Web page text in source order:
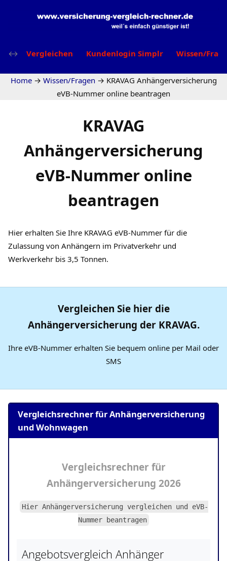
Vergleichen Kundenlogin Simplr Wissen/
Home → Wissen/Fragen → KRAVAG Anhängerversicherung
eVB-Nummer online beantragen
KRAVAG
Anhängerversicherung
eVB-Nummer online
beantragen
Hier erhalten Sie Ihre KRAVAG eVB-Nummer für die
Zulassung von Anhängern im Privatverkehr und
Werkverkehr bis 3,5 Tonnen.
Vergleichen Sie hier die
Anhängerversicherung der KRAVAG.
Ihre eVB-Nummer erhalten Sie bequem online per Mail oder
SMS
Vergleichsrechner für Anhängerversicherung
und Wohnwagen
Vergleichsrechner für
Anhängerversicherung 2026
Hier Anhängerversicherung vergleichen und eVB-
Nummerbeantragen